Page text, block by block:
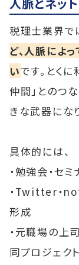
税理士業界で
ど、人脈によ
いです。とく
仲間」とのつ
きな武器にな
具体的には、
・勉強会・セ
・Twitter・
形成
・元職場の上
同プロジェク